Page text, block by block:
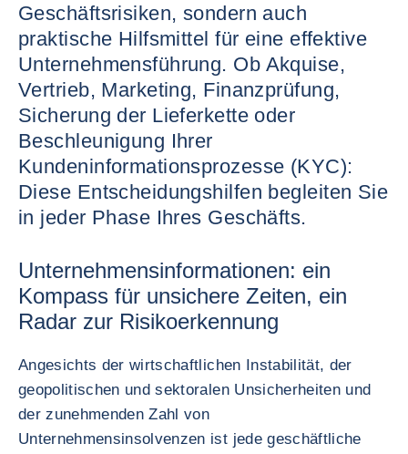
Geschäftsrisiken, sondern auch
praktische Hilfsmittel für eine effektive
Unternehmensführung. Ob Akquise,
Vertrieb, Marketing, Finanzprüfung,
Sicherung der Lieferkette oder
Beschleunigung Ihrer
Kundeninformationsprozesse (KYC):
Diese Entscheidungshilfen begleiten Sie
in jeder Phase Ihres Geschäfts.
Unternehmensinformationen: ein
Kompass für unsichere Zeiten, ein
Radar zur Risikoerkennung
Angesichts der wirtschaftlichen Instabilität, der
geopolitischen und sektoralen Unsicherheiten und
der zunehmenden Zahl von
Unternehmensinsolvenzen ist jede geschäftliche